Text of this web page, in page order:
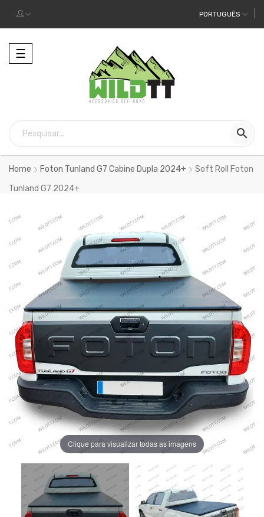
PORTUGUÊS
Alternar
a
☰

Home Foton Tunland G7 Cabine Dupla 2024+
Soft Roll Foton
Tunland G7 2024+
Clique para visualizar todas as imagens